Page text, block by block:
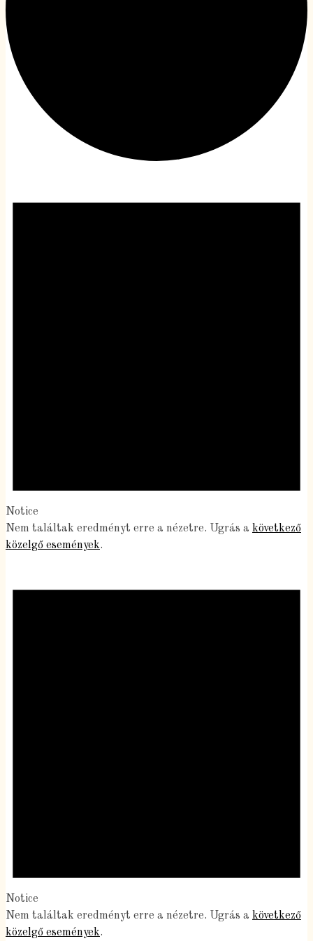
Notice
Nem találtak eredményt erre a nézetre. Ugrás a következő
közelgő események.
Notice
Nem találtak eredményt erre a nézetre. Ugrás a következő
közelgő események.